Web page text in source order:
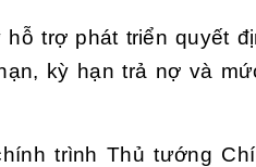
hỗ trợ phát triển quyết
kỳ hạn trả nợ và
trình Thủ tướng